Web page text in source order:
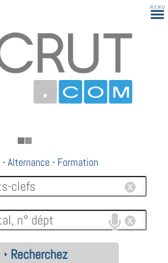
-Alternance - Formation
Recherchez